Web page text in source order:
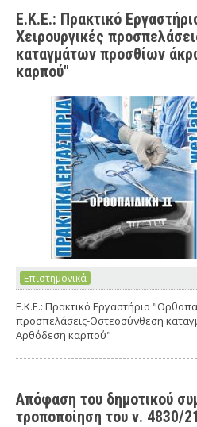
Ε.Κ.Ε.: Πρακτικό
Χειρουργικές
καταγμάτων προσθίων
καρπού"
Επιστημονικά
Ε.Κ.Ε.: Πρακτικό Εργαστήριο
προσπελάσεις-Οστεοσύνθεση
Αρθόδεση καρπού"
Απόφαση του δημοτικού
τροποποίηση του ν. 4830/21